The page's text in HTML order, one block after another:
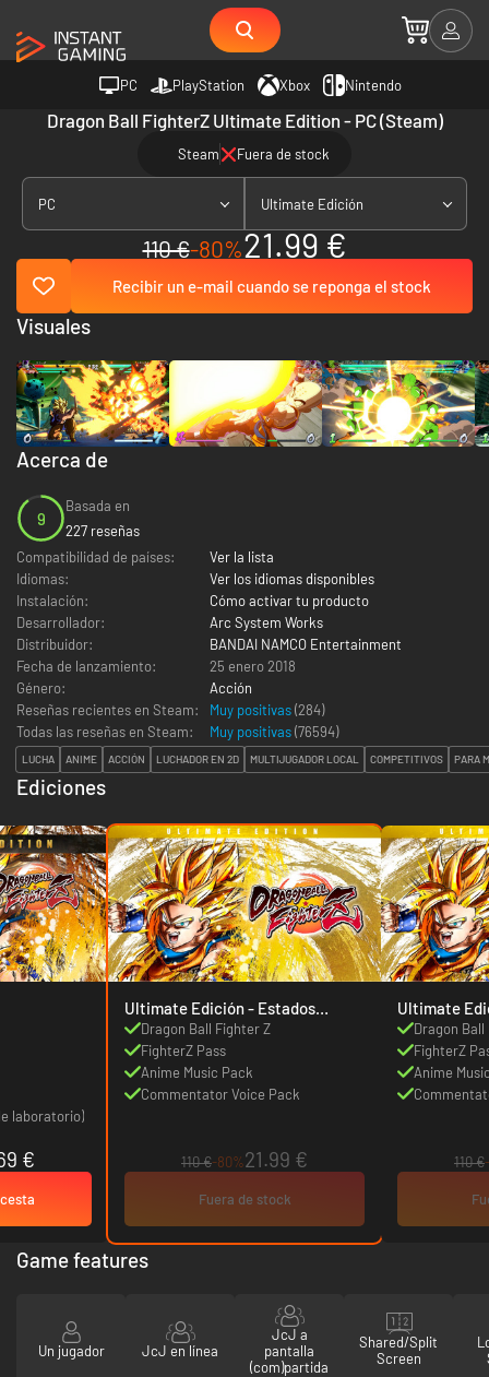
PC PlayStation Xbox Nintendo
Dragon Ball FighterZ Ultimate Edition - PC (Steam)
Steam Fuera de stock
PC Ultimate Edición
110 €-80%21.99 €
Recibir un e-mail cuando se reponga el stock
Acerca de
9
Basada en
227 reseñas
Compatibilidad de países:
Ver la lista
Idiomas:
Ver los idiomas disponibles
Instalación:
Cómo activar tu producto
Desarrollador:
Arc System Works
Distribuidor:
BANDAI NAMCO Entertainment
Fecha de lanzamiento:
25 enero 2018
Género:
Acción
Reseñas recientes en Steam:
Muy positivas(284)
Todas las reseñas en Steam:
Muy positivas(76594)
LUCHA ANIME ACCIÓN LUCHADOR EN 2D MULTIJUGADOR LOCAL COMPETITIVOS PARA
Ediciones
laboratorio)
€
Ultimate Edición - Estados
Unidos
Dragon Ball Fighter Z
FighterZ Pass
Anime Music Pack
Commentator Voice Pack
110 €-80%21.99 €
Fuera de stock
Dragon
FighterZ
Anime
110 €
Visuales
Game features
Un jugador JcJ en línea
JcJ a
pantalla
(com)partida
Shared/Split
Screen